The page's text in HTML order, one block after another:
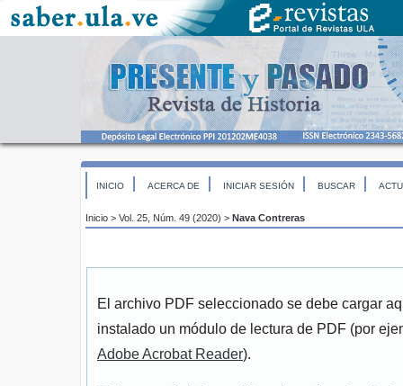
INICIO ACERCA DE INICIAR SESIÓN BUSCAR
Inicio > Vol. 25, Núm. 49 (2020) > Nava Contreras
El archivo PDF seleccionado se debe cargar
instalado un módulo de lectura de PDF (por
Adobe Acrobat Reader).